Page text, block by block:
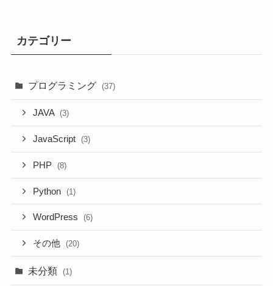
カテゴリー
プログラミング (37)
JAVA (3)
JavaScript (3)
PHP (8)
Python (1)
WordPress (6)
その他 (20)
未分類 (1)